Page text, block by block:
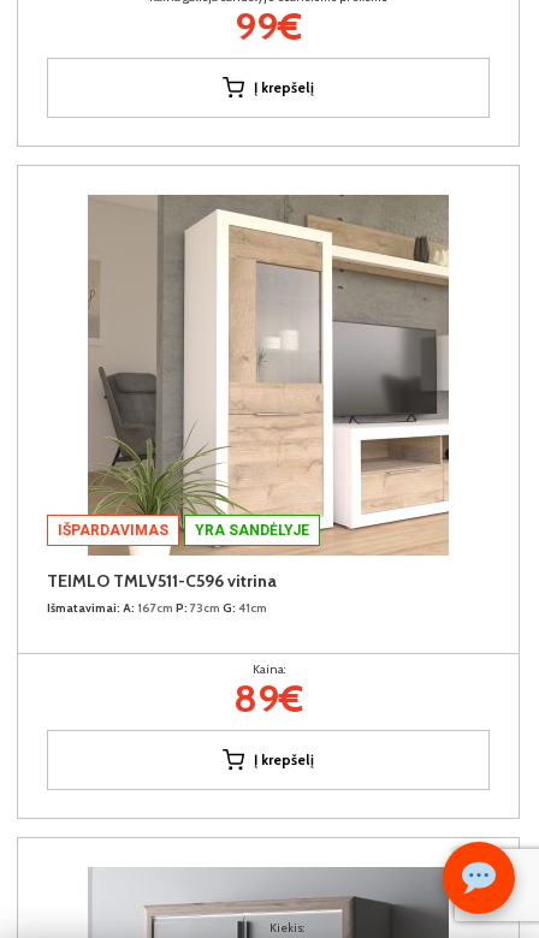
Kiekis:
99€
Į krepšelį
IŠPARDAVIMAS YRA SANDĖLYJE
TEIMLO TMLV511-C596 vitrina
Išmatavimai: A: 167cm P: 73cm G: 41cm
Kaina:
89€
Į krepšelį